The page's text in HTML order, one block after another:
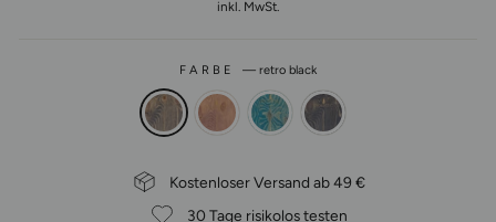
inkl. MwSt.
FARBE — retro black
Kostenloser Versand ab 49 €
30 Tage risikolos testen